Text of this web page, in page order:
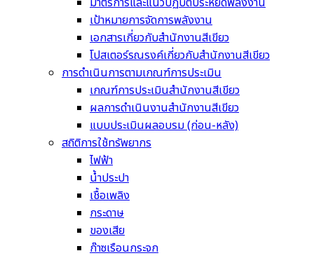
เป้าหมายการจัดการพลังงาน
เอกสารเกี่ยวกับสำนักงานสีเขียว
โปสเตอร์รณรงค์เกี่ยวกับสำนักงานสีเขียว
การดำเนินการตามเกณฑ์การประเมิน
เกณฑ์การประเมินสำนักงานสีเขียว
ผลการดำเนินงานสำนักงานสีเขียว
แบบประเมินผลอบรม (ก่อน-หลัง)
สถิติการใช้ทรัพยากร
ไฟฟ้า
น้ำประปา
เชื้อเพลิง
กระดาษ
ของเสีย
ก๊าซเรือนกระจก